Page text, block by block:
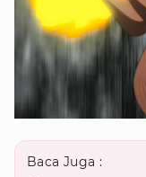
Baca Juga :